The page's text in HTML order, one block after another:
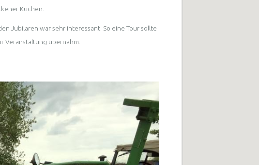
Kuchen.
Jubilaren war sehr interessant. So eine Tour sollte
Veranstaltung übernahm.